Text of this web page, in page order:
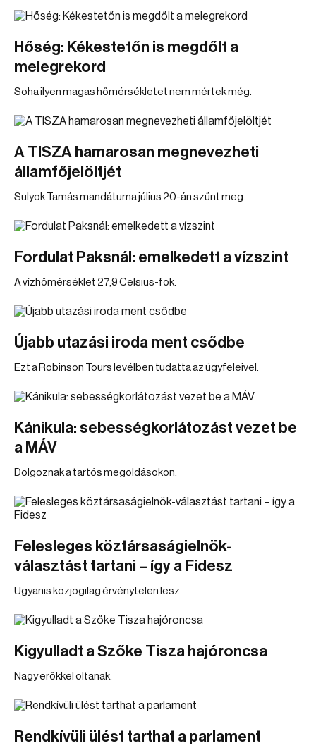
Hőség: Kékestetőn is megdőlt a
melegrekord
Soha ilyen magas hőmérsékletet nem mértek még.
A TISZA hamarosan megnevezheti
államfőjelöltjét
Sulyok Tamás mandátuma július 20-án szűnt meg.
Fordulat Paksnál: emelkedett a vízszint
A vízhőmérséklet 27,9 Celsius-fok.
Újabb utazási iroda ment csődbe
Ezt a Robinson Tours levélben tudatta az ügyfeleivel.
Kánikula: sebességkorlátozást vezet be
a MÁV
Dolgoznak a tartós megoldásokon.
Felesleges köztársaságielnök-
választást tartani – így a Fidesz
Ugyanis közjogilag érvénytelen lesz.
Kigyulladt a Szőke Tisza hajóroncsa
Nagy erőkkel oltanak.
Rendkívüli ülést tarthat a parlament